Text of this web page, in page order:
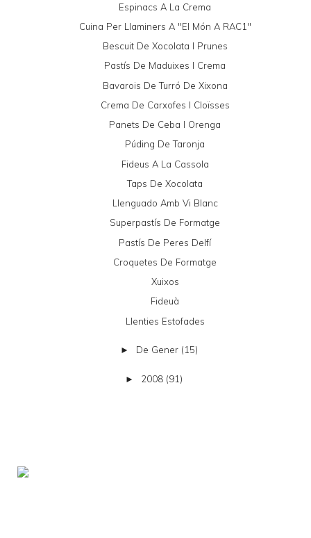
Espinacs A La Crema
Cuina Per Llaminers A "El Món A RAC1"
Bescuit De Xocolata I Prunes
Pastís De Maduixes I Crema
Bavarois De Turró De Xixona
Crema De Carxofes I Cloïsses
Panets De Ceba I Orenga
Púding De Taronja
Fideus A La Cassola
Taps De Xocolata
Llenguado Amb Vi Blanc
Superpastís De Formatge
Pastís De Peres Delfí
Croquetes De Formatge
Xuixos
Fideuà
Llenties Estofades
► De Gener (15)
► 2008 (91)